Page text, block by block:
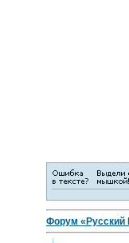
Форум «Русский